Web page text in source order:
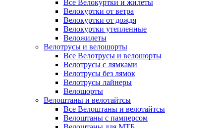
Все Велокуртки и жилеты
Велокуртки от ветра
Велокуртки от дождя
Велокуртки утепленные
Веложилеты
Велотрусы и велошорты
Все Велотрусы и велошорты
Велотрусы с лямками
Велотрусы без лямок
Велотрусы лайнеры
Велошорты
Велоштаны и велотайтсы
Все Велоштаны и велотайтсы
Велоштаны с памперсом